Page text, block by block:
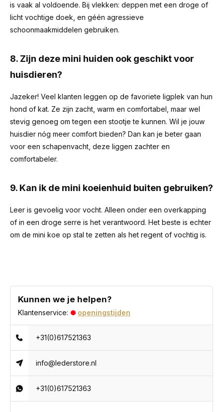
is vaak al voldoende. Bij vlekken: deppen met een droge of
licht vochtige doek, en géén agressieve
schoonmaakmiddelen gebruiken.
8. Zijn deze mini huiden ook geschikt voor
huisdieren?
Jazeker! Veel klanten leggen op de favoriete ligplek van hun
hond of kat. Ze zijn zacht, warm en comfortabel, maar wel
stevig genoeg om tegen een stootje te kunnen. Wil je jouw
huisdier nóg meer comfort bieden? Dan kan je beter gaan
voor een schapenvacht, deze liggen zachter en
comfortabeler.
9. Kan ik de mini koeienhuid buiten gebruiken?
Leer is gevoelig voor vocht. Alleen onder een overkapping
of in een droge serre is het verantwoord. Het beste is echter
om de mini koe op stal te zetten als het regent of vochtig is.
Kunnen we je helpen?
Klantenservice: openingstijden
+31(0)617521363
info@lederstore.nl
+31(0)617521363